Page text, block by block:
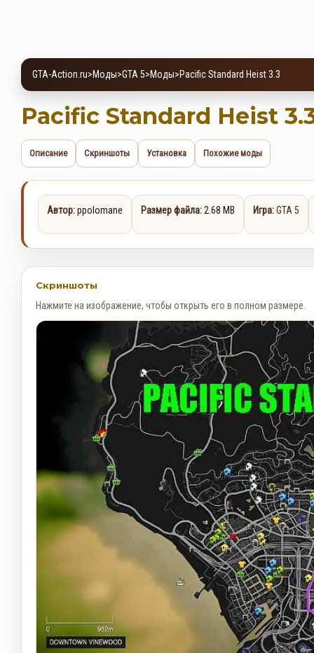
GTA-Action.ru>Моды>GTA 5>Моды>Pacific Standard Heist 3.3
Pacific Standard Heist
Описание Скриншоты Установка Похожие моды
Автор:ppolomane Размер файла: 2.68 MB Игра:GTA 5
Скриншоты
Нажмите на изображение, чтобы открыть его в полном размере.